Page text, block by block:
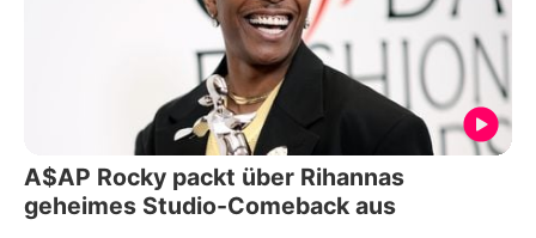
A$AP Rocky packt über Rihannas
geheimes Studio-Comeback aus